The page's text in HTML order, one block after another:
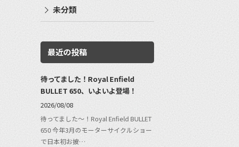
未分類
最近の投稿
待ってました！Royal Enfield
BULLET 650、いよいよ登場！
2026/08/08
待ってました〜！Royal Enfield BULLET
650 今年3月のモーターサイクルショー
で日本初お披…